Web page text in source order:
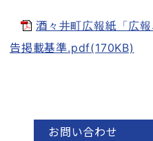
酒々井町広報紙「広
告掲載基準.pdf(170KB)
お問い合わせ